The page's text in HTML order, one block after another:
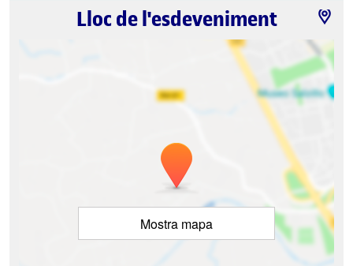
Lloc de l'esdeveniment
Mostra mapa